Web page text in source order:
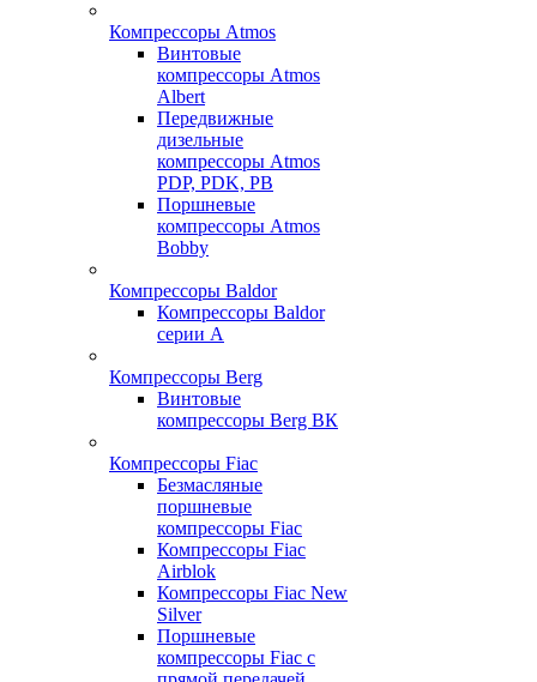
Компрессоры Atmos
Винтовые
компрессоры Atmos
Albert
Передвижные
дизельные
компрессоры Atmos
PDP, PDK, PB
Поршневые
компрессоры Atmos
Bobby
Компрессоры Baldor
Компрессоры Baldor
серии A
Компрессоры Berg
Винтовые
компрессоры Berg ВК
Компрессоры Fiac
Безмасляные
поршневые
компрессоры Fiac
Компрессоры Fiac
Airblok
Компрессоры Fiac New
Silver
Поршневые
компрессоры Fiac с